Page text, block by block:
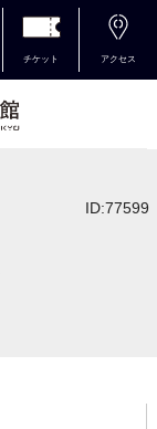
チケット アクセス
ID:77599